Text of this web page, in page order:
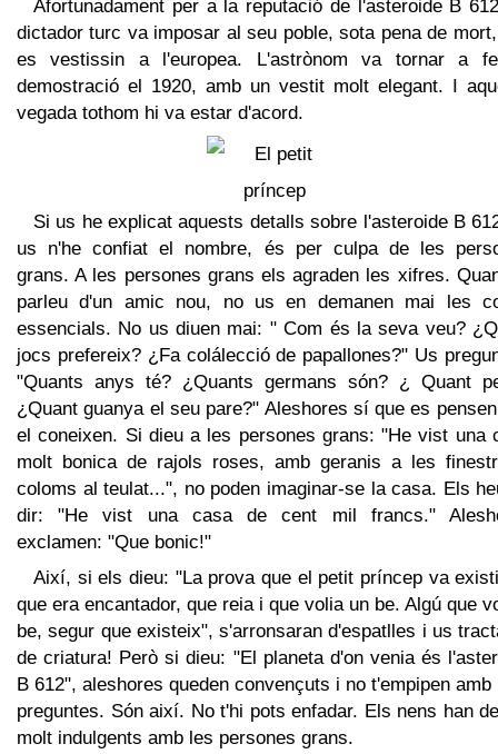
Afortunadament per a la reputació de l'asteroide B
dictador turc va imposar al seu poble, sota pena de
es vestissin a l'europea. L'astrònom va tornar a
demostració el 1920, amb un vestit molt elegant. I
vegada tothom hi va estar d'acord.
Si us he explicat aquests detalls sobre l'asteroide B
us n'he confiat el nombre, és per culpa de les
grans. A les persones grans els agraden les xifres.
parleu d'un amic nou, no us en demanen mai les
essencials. No us diuen mai: " Com és la seva veu?
jocs prefereix? ¿Fa colálecció de papallones?" Us
"Quants anys té? ¿Quants germans són? ¿ Quant
¿Quant guanya el seu pare?" Aleshores sí que es
el coneixen. Si dieu a les persones grans: "He vist una
molt bonica de rajols roses, amb geranis a les
coloms al teulat...", no poden imaginar-se la casa. Els
dir: "He vist una casa de cent mil francs."
exclamen: "Que bonic!"
Així, si els dieu: "La prova que el petit príncep va
que era encantador, que reia i que volia un be. Algú que
be, segur que existeix", s'arronsaran d'espatlles i us
de criatura! Però si dieu: "El planeta d'on venia és
B 612", aleshores queden convençuts i no t'empipen amb
preguntes. Són així. No t'hi pots enfadar. Els nens han
molt indulgents amb les persones grans.